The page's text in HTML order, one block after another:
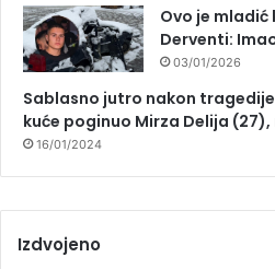
Ovo je mladić
Derventi:
03/01/2026
Sablasno jutro nakon tragedije
kuće poginuo Mirza Delija
16/01/2024
Izdvojeno